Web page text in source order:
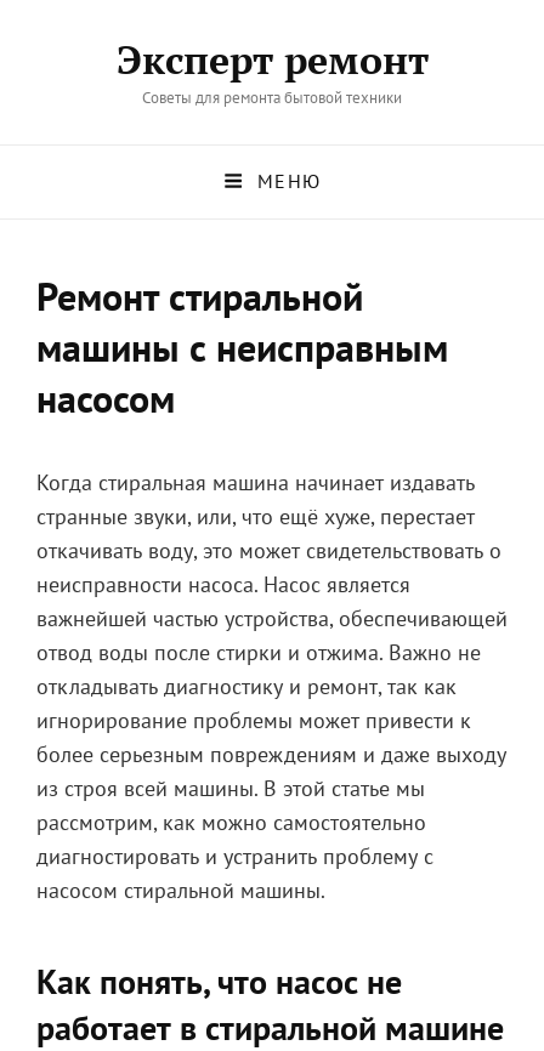
Эксперт ремонт
Советы для ремонта бытовой техники
МЕНЮ
Ремонт стиральной
машины с неисправным
насосом
Когда стиральная машина начинает издавать
странные звуки, или, что ещё хуже, перестает
откачивать воду, это может свидетельствовать о
неисправности насоса. Насос является
важнейшей частью устройства, обеспечивающей
отвод воды после стирки и отжима. Важно не
откладывать диагностику и ремонт, так как
игнорирование проблемы может привести к
более серьезным повреждениям и даже выходу
из строя всей машины. В этой статье мы
рассмотрим, как можно самостоятельно
диагностировать и устранить проблему с
насосом стиральной машины.
Как понять, что насос не
работает в стиральной машине